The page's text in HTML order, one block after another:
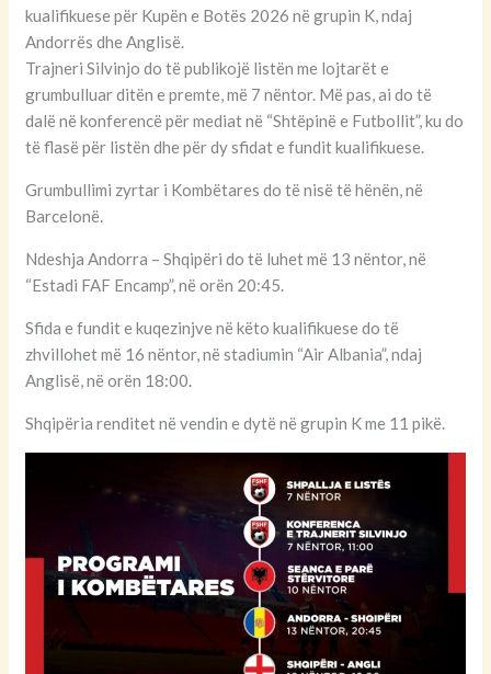
kualifikuese për Kupën e Botës 2026 në grupin K, ndaj
Andorrës dhe Anglisë.
Trajneri Silvinjo do të publikojë listën me lojtarët e
grumbulluar ditën e premte, më 7 nëntor. Më pas, ai do të
dalë në konferencë për mediat në “Shtëpinë e Futbollit”, ku do
të flasë për listën dhe për dy sfidat e fundit kualifikuese.
Grumbullimi zyrtar i Kombëtares do të nisë të hënën, në
Barcelonë.
Ndeshja Andorra – Shqipëri do të luhet më 13 nëntor, në
“Estadi FAF Encamp”, në orën 20:45.
Sfida e fundit e kuqezinjve në këto kualifikuese do të
zhvillohet më 16 nëntor, në stadiumin “Air Albania”, ndaj
Anglisë, në orën 18:00.
Shqipëria renditet në vendin e dytë në grupin K me 11 pikë.